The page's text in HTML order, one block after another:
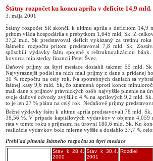
Štátny rozpočet ku koncu apríla v deficite 14,9 mld.
3. mája 2001
Štátny rozpočet SR skončil k ultimu apríla s deficitom 14,9
pritom vláda hospodárila s prebytkom 1,645 mld. Sk. Z
37,2 mld. Sk predstavoval deficit vykázaný za tretinu
štátneho rozpočtu pritom predstavoval 7,8 mld. Sk.
spôsobili výdavky štátu spojené s reštrukturalizáciou
hovorca ministerky financií Peter Švec.
Daňové príjmy za štyri mesiace dosiahli takmer 55 mld.
Najvýraznejší podiel na nich mali príjmy z dane z pridanej
30 % rozpočtu na celý rok. Na spotrebných daniach sa
štátnej kasy 9,6 mld. Sk, čo znamená oproti koncu
mali dane z príjmov právnických osôb najvyššie plnenie na
svoje daňové odvody zvýšili o 4 % na aprílových 9,2 mld.
to je len 27 % plánu na celý rok. Nedaňové príjmy
Bežné výdavky štátu k ultimu apríla predstavovali 78 mld.
38,56 %. V prípade kapitálových výdavkov v objeme 4,059
ráta v tomto roku s príjmami na úrovni 180,6 mld. Sk. Ku
realizácie výdavkov bolo mierne vyššie a dosiahlo 37,7 %
Prehľad plnenia štátneho rozpočtu za štyri mesiace
Stav k 28.4.
2000
Stav k 30.4.
2001
Rozdiel